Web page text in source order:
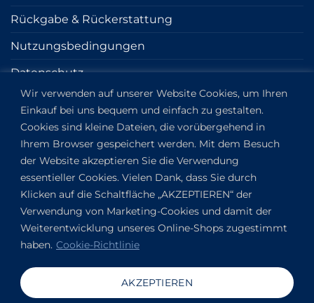
Wir verwenden auf unserer Website Cookies, um Ihren
Einkauf bei uns bequem und einfach zu gestalten.
Cookies sind kleine Dateien, die vorübergehend in
Ihrem Browser gespeichert werden. Mit dem Besuch
der Website akzeptieren Sie die Verwendung
essentieller Cookies. Vielen Dank, dass Sie durch
Klicken auf die Schaltfläche „AKZEPTIEREN“ der
Verwendung von Marketing-Cookies und damit der
Weiterentwicklung unseres Online-Shops zugestimmt
haben. Cookie-Richtlinie
AKZEPTIEREN
Rückgabe & Rückerstattung
Nutzungsbedingungen
Datenschutz
Cookie
Impressum
KONTAKT
1123
HU
+36304649191